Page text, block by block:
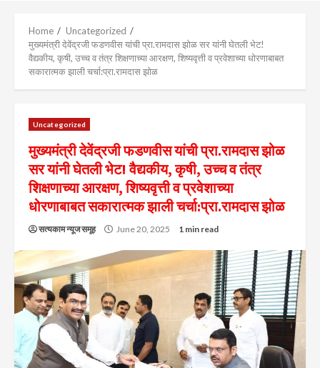
Home
Uncategorized
मुख्यमंत्री देवेंद्रजी फडणवीस यांची प्रा.रामदास झोळ सर यांनी घेतली भेट!
वैद्यकीय, कृषी, उच्च व तंत्र शिक्षणाच्या आरक्षण, शिष्यवृत्ती व प्रवेशाच्या धोरणाबाबत
सकारात्मक झाली चर्चा:प्रा.रामदास झोळ
Uncategorized
मुख्यमंत्री देवेंद्रजी फडणवीस यांची प्रा.रामदास झोळ
सर यांनी घेतली भेट! वैद्यकीय, कृषी, उच्च व तंत्र
शिक्षणाच्या आरक्षण, शिष्यवृत्ती व प्रवेशाच्या
धोरणाबाबत सकारात्मक झाली चर्चा:प्रा.रामदास झोळ
सत्यकाम न्यूज समूह June 20, 2025 1 min read